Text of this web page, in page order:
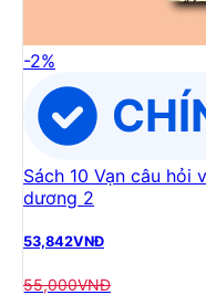
-2%
Sách 10 Vạn câu hỏi
dương 2
53,842VNĐ
55,000VNĐ